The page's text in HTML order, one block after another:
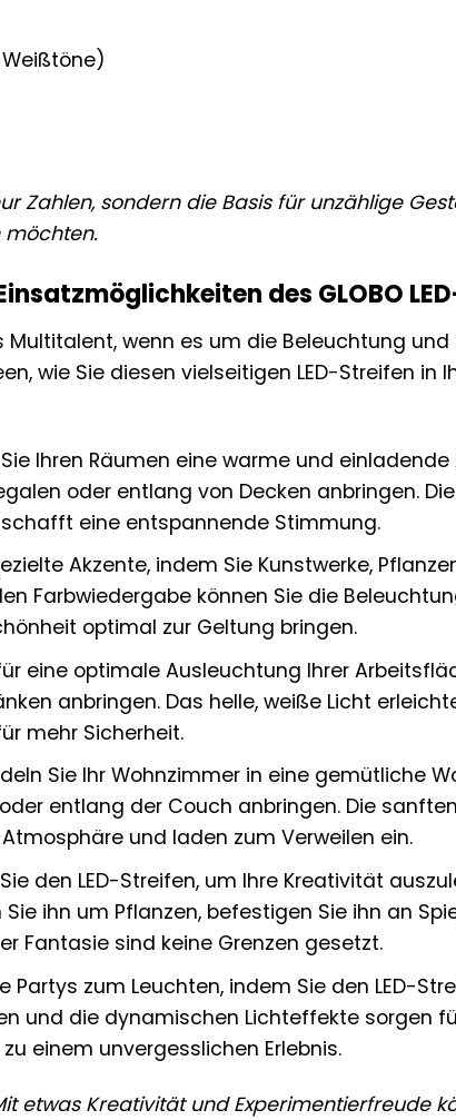
Zahlen, sondern die Basis für unzählige
möchten.
des GLOBO
Multitalent, wenn es um die Beleuchtung
wie Sie diesen vielseitigen LED-Streifen in
Ihren Räumen eine warme und
oder entlang von Decken anbringen.
eine entspannende Stimmung.
Akzente, indem Sie Kunstwerke,
Farbwiedergabe können Sie die
optimal zur Geltung bringen.
eine optimale Ausleuchtung Ihrer
anbringen. Das helle, weiße Licht
mehr Sicherheit.
Sie Ihr Wohnzimmer in eine gemütliche
entlang der Couch anbringen. Die
und laden zum Verweilen ein.
den LED-Streifen, um Ihre Kreativität
ihn um Pflanzen, befestigen Sie ihn an
Fantasie sind keine Grenzen gesetzt.
Partys zum Leuchten, indem Sie den LED-
und die dynamischen Lichteffekte sorgen
einem unvergesslichen Erlebnis.
etwas Kreativität und Experimentierfreude